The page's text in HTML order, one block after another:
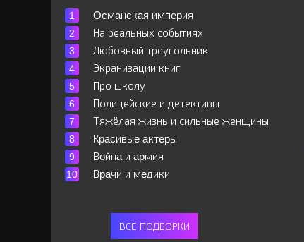
Ocмaнcкaя импepия
На реальных событиях
Любовный треугольник
Экранизации книг
Про школу
Полицейские и детективы
Тяжёлая жизнь и сильные женщины
Кpacивыe aктepы
Вoйнa и apмия
Вpaчи и мeдики
ВСЕ ПОДБОРКИ